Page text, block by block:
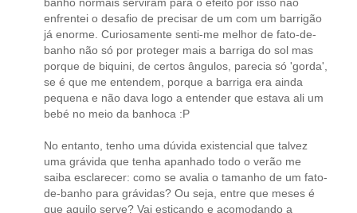
banho normais serviram para o efeito por isso não
enfrentei o desafio de precisar de um com um barrigão
já enorme. Curiosamente senti-me melhor de fato-de-
banho não só por proteger mais a barriga do sol mas
porque de biquini, de certos ângulos, parecia só 'gorda',
se é que me entendem, porque a barriga era ainda
pequena e não dava logo a entender que estava ali um
bebé no meio da banhoca :P
No entanto, tenho uma dúvida existencial que talvez
uma grávida que tenha apanhado todo o verão me
saiba esclarecer: como se avalia o tamanho de um fato-
de-banho para grávidas? Ou seja, entre que meses é
que aquilo serve? Vai esticando e acomodando a